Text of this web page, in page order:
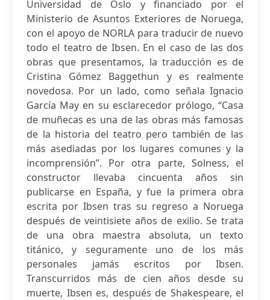
Universidad de Oslo y financiado por el
Ministerio de Asuntos Exteriores de Noruega,
con el apoyo de NORLA para traducir de nuevo
todo el teatro de Ibsen. En el caso de las dos
obras que presentamos, la traducción es de
Cristina Gómez Baggethun y es realmente
novedosa. Por un lado, como señala Ignacio
García May en su esclarecedor prólogo, “Casa
de muñecas es una de las obras más famosas
de la historia del teatro pero también de las
más asediadas por los lugares comunes y la
incomprensión”. Por otra parte, Solness, el
constructor llevaba cincuenta años sin
publicarse en España, y fue la primera obra
escrita por Ibsen tras su regreso a Noruega
después de veintisiete años de exilio. Se trata
de una obra maestra absoluta, un texto
titánico, y seguramente uno de los más
personales jamás escritos por Ibsen.
Transcurridos más de cien años desde su
muerte, Ibsen es, después de Shakespeare, el